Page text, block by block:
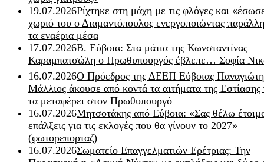
19.07.2026Ρίχτηκε στη μάχη με τις φλόγες και
χωριό του ο Διαμαντόπουλος ενεργοποιώντας
τα εναέρια μέσα
17.07.2026Β. Εύβοια: Στα μάτια της Κωνσταντίνας
Καραμπατσώλη ο Πρωθυπουργός έβλεπε… Σοφία
16.07.2026Ο Πρόεδρος της ΔΕΕΠ Εύβοιας
Μάλλιος άκουσε από κοντά τα αιτήματα της Εστίασης
τα μεταφέρει στον Πρωθυπουργό
16.07.2026Μητσοτάκης από Εύβοια: «Σας θέλω
επάλξεις για τις εκλογές που θα γίνουν το 2027»
(φωτορεπορταζ)
16.07.2026Σωματείο Επαγγελματιών Ερέτριας: Την